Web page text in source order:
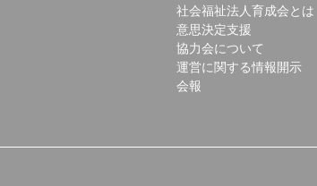
社会福祉法人育成会とは
意思決定支援
協力会について
運営に関する情報開示
会報